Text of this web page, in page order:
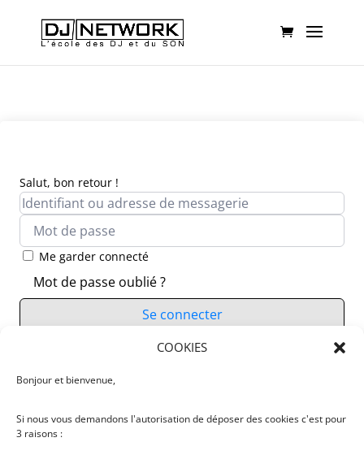
COOKIES
Bonjour et bienvenue,
Si nous vous demandons l'autorisation de déposer des cookies c'est pour
3 raisons :
Salut, bon retour !
Me garder connecté
Mot de passe oublié ?
Se connecter
Vous n’avez pas de compte ?